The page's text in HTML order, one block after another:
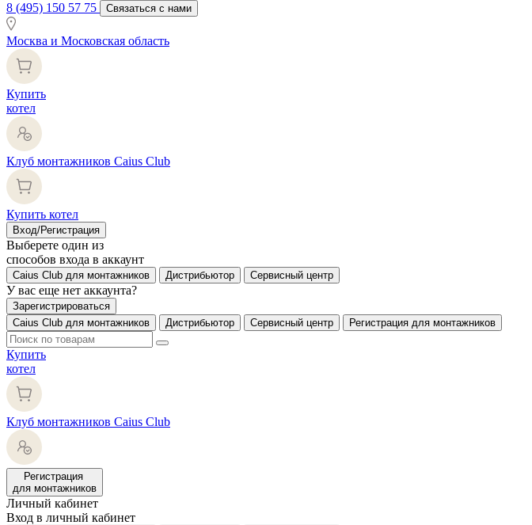
8 (495) 150 57 75 Связаться с нами
Москва и Московская область
Купить
котел
Клуб монтажников Caius Club
Купить котел
Вход/Регистрация
Выберете один из
способов входа в аккаунт
Caius Club для монтажников Дистрибьютор Сервисный центр
У вас еще нет аккаунта?
Зарегистрироваться
Caius Club для монтажников
Дистрибьютор Сервисный центр Регистрация для монтажников
Купить
котел
Клуб монтажников Caius Club
Регистрация
для монтажников
Личный кабинет
Вход в личный кабинет